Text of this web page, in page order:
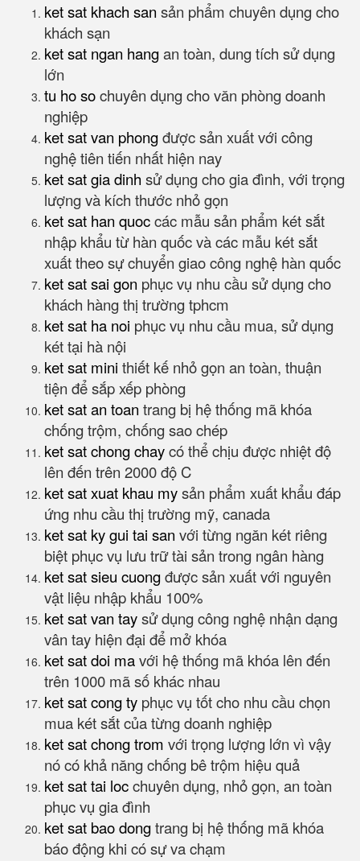
ket sat khach san sản phẩm chuyên dụng cho
khách sạn
ket sat ngan hangan toàn, dung tích sử dụng
lớn
tu ho sochuyên dụng cho văn phòng doanh
nghiệp
ket sat van phongđược sản xuất với công
nghệ tiên tiến nhất hiện nay
ket sat gia dinh sử dụng cho gia đình, với trọng
lượng và kích thước nhỏ gọn
ket sat han quoccác mẫu sản phẩm két sắt
nhập khẩu từ hàn quốc và các mẫu két sắt
xuất theo sự chuyển giao công nghệ hàn quốc
ket sat sai gon phục vụ nhu cầu sử dụng cho
khách hàng thị trường tphcm
ket sat ha noi phục vụ nhu cầu mua, sử dụng
két tại hà nội
ket sat mini thiết kế nhỏ gọn an toàn, thuận
tiện để sắp xếp phòng
ket sat an toan trang bị hệ thống mã khóa
chống trộm, chống sao chép
ket sat chong chaycó thể chịu được nhiệt độ
lên đến trên 2000 độ C
ket sat xuat khau mysản phẩm xuất khẩu đáp
ứng nhu cầu thị trường mỹ, canada
ket sat ky gui tai san với từng ngăn két riêng
biệt phục vụ lưu trữ tài sản trong ngân hàng
ket sat sieu cuongđược sản xuất với nguyên
vật liệu nhập khẩu 100%
ket sat van taysử dụng công nghệ nhận dạng
vân tay hiện đại để mở khóa
ket sat doi mavới hệ thống mã khóa lên đến
trên 1000 mã số khác nhau
ket sat cong ty phục vụ tốt cho nhu cầu chọn
mua két sắt của từng doanh nghiệp
ket sat chong trom với trọng lượng lớn vì vậy
nó có khả năng chống bê trộm hiệu quả
ket sat tai locchuyên dụng, nhỏ gọn, an toàn
phục vụ gia đình
ket sat bao dongtrang bị hệ thống mã khóa
báo động khi có sự va chạm